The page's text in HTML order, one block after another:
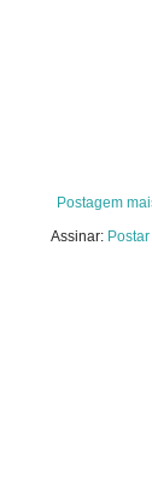
Postagem
Assinar: